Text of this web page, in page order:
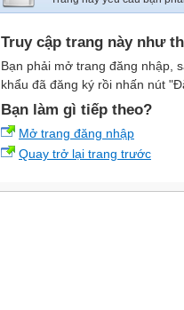
Truy cập trang này như
Bạn phải mở trang đăng nhập,
khẩu đã đăng ký rồi nhấn nút
Bạn làm gì tiếp theo?
Mở trang đăng nhập
Quay trở lại trang trước